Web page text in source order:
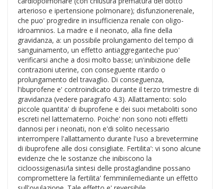
arterioso e ipertensione polmonare); disfunzionerenale,
che puo' progredire in insufficienza renale con oligo-
idroamnios. La madre e il neonato, alla fine della
gravidanza, a: un possibile prolungamento del tempo di
sanguinamento, un effetto antiaggreganteche puo'
verificarsi anche a dosi molto basse; un'inibizione delle
contrazioni uterine, con conseguente ritardo o
prolungamento del travaglio. Di conseguenza,
l'ibuprofene e' controindicato durante il terzo trimestre di
gravidanza (vedere paragrafo 4.3). Allattamento: solo
piccole quantita' di ibuprofene e dei suoi metaboliti sono
escreti nel lattematerno. Poiche' non sono noti effetti
dannosi per i neonati, non e'di solito necessario
interrompere l'allattamento durante l'uso a brevetermine
di ibuprofene alle dosi consigliate. Fertilita': vi sono alcune
evidenze che le sostanze che inibiscono la
cicloossigenasi/la sintesi delle prostaglandine possano
compromettere la fertilita' femminilemediante un effetto